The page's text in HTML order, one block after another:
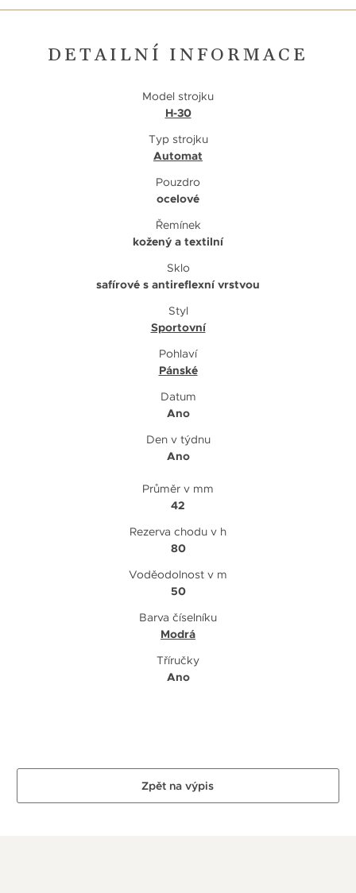
DETAILNÍ INFORMACE
Model strojku
H-30
Typ strojku
Automat
Pouzdro
ocelové
Řemínek
kožený a textilní
Sklo
safírové s antireflexní vrstvou
Styl
Sportovní
Pohlaví
Pánské
Datum
Ano
Den v týdnu
Ano
Průměr v mm
42
Rezerva chodu v h
80
Voděodolnost v m
50
Barva číselníku
Modrá
Tříručky
Ano
Zpět na výpis